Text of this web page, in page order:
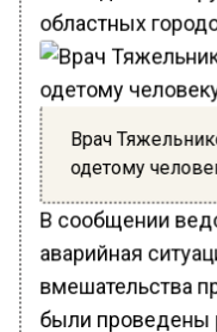
областных
Врач
одетому
В сообщении
аварийная
вмешательства
были проведены